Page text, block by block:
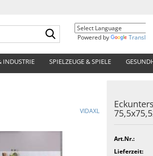
Suche...
Powered by
Translate
INDUSTRIE SPIELZEUGE & SPIELE
VIDAXL
Art.Nr.:
Lieferzeit: